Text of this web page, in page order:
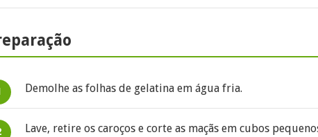
Demolhe as folhas de gelatina em água fria.
Lave, retire os caroços e corte as maçãs em cubos